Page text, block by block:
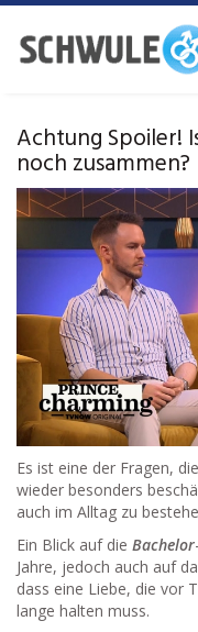
Skip
main
Achtung Spoiler!
noch zusammen?
Es ist eine der Fragen,
wieder besonders
auch im Alltag zu
Ein Blick auf die Bachelor
Jahre, jedoch auch auf
dass eine Liebe, die vor
lange halten muss.